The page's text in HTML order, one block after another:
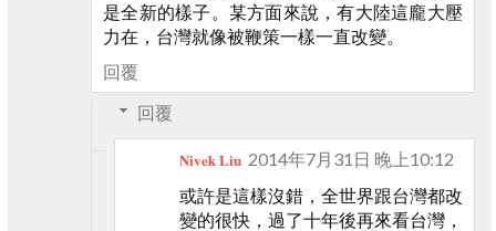
是全新的樣子。某方面來說，有大陸這龐大壓
力在，台灣就像被鞭策一樣一直改變。
回覆
回覆
Nivek Liu 2014年7月31日 晚上10:12
或許是這樣沒錯，全世界跟台灣都改
變的很快，過了十年後再來看台灣，